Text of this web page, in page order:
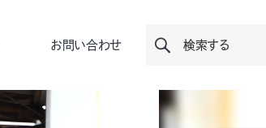
お問い合わせ 検索する